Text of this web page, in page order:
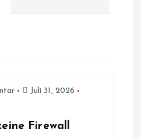
Juli 31, 2026
Firewall